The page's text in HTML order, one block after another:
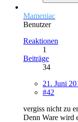
Mameniac
Benutzer
Reaktionen
1
Beiträge
34
21. Juni
#42
vergiss nicht zu
Denn Ware wird